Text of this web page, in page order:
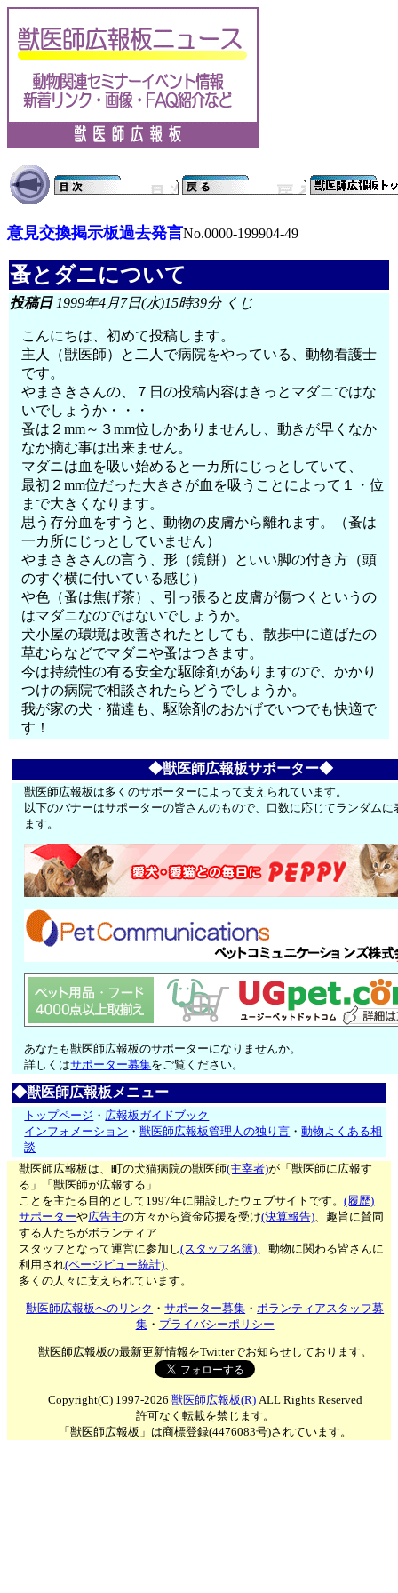
意見交換掲示板過去発言No.0000-199904-49
蚤とダニについて
投稿日1999年4月7日(水)15時39分 くじ
こんにちは、初めて投稿します。
主人（獣医師）と二人で病院をやっている、動物看護士
です。
やまさきさんの、７日の投稿内容はきっとマダニではな
いでしょうか・・・
蚤は２mm～３mm位しかありませんし、動きが早くなか
なか摘む事は出来ません。
マダニは血を吸い始めると一カ所にじっとしていて、
最初２mm位だった大きさが血を吸うことによって１・位
まで大きくなります。
思う存分血をすうと、動物の皮膚から離れます。（蚤は
一カ所にじっとしていません）
やまさきさんの言う、形（鏡餅）といい脚の付き方（頭
のすぐ横に付いている感じ）
や色（蚤は焦げ茶）、引っ張ると皮膚が傷つくというの
はマダニなのではないでしょうか。
犬小屋の環境は改善されたとしても、散歩中に道ばたの
草むらなどでマダニや蚤はつきます。
今は持続性の有る安全な駆除剤がありますので、かかり
つけの病院で相談されたらどうでしょうか。
我が家の犬・猫達も、駆除剤のおかげでいつでも快適で
す！
◆獣医師広報板サポーター◆
獣医師広報板は多くのサポーターによって支えられています。
以下のバナーはサポーターの皆さんのもので、口数に応じてランダムに
ます。
あなたも獣医師広報板のサポーターになりませんか。
詳しくはサポーター募集をご覧ください。
◆獣医師広報板メニュー
トップページ ・ 広報板ガイドブック
インフォメーション ・獣医師広報板管理人の独り言 ・動物よくある相
談
獣医師広報板は、町の犬猫病院の獣医師(主宰者)が「獣医師に広報す
る」「獣医師が広報する」
ことを主たる目的として1997年に開設したウェブサイトです。(履歴)
サポーターや広告主の方々から資金応援を受け(決算報告)、趣旨に賛同
する人たちがボランティア
スタッフとなって運営に参加し(スタッフ名簿)、動物に関わる皆さんに
利用され(ページビュー統計)、
多くの人々に支えられています。
獣医師広報板へのリンク ・サポーター募集 ・ボランティアスタッフ募
集・ プライバシーポリシー
獣医師広報板の最新更新情報をTwitterでお知らせしております。
Copyright(C) 1997-2026 獣医師広報板(R)ALL Rights Reserved
許可なく転載を禁じます。
「獣医師広報板」は商標登録(4476083号)されています。